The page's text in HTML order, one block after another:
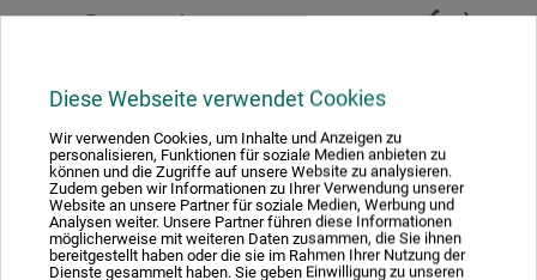
Diese Webseite verwendet Cookies
Wir verwenden Cookies, um Inhalte und Anzeigen zu
personalisieren, Funktionen für soziale Medien anbieten zu
können und die Zugriffe auf unsere Website zu analysieren.
Zudem geben wir Informationen zu Ihrer Verwendung unserer
Website an unsere Partner für soziale Medien, Werbung und
Analysen weiter. Unsere Partner führen diese Informationen
möglicherweise mit weiteren Daten zusammen, die Sie ihnen
bereitgestellt haben oder die sie im Rahmen Ihrer Nutzung der
Dienste gesammelt haben. Sie geben Einwilligung zu unseren
Produktbewertungen (0)
Schreiben Sie die erste Bewertung zu diesem Produkt
JETZT PRODUKT BEWERTEN